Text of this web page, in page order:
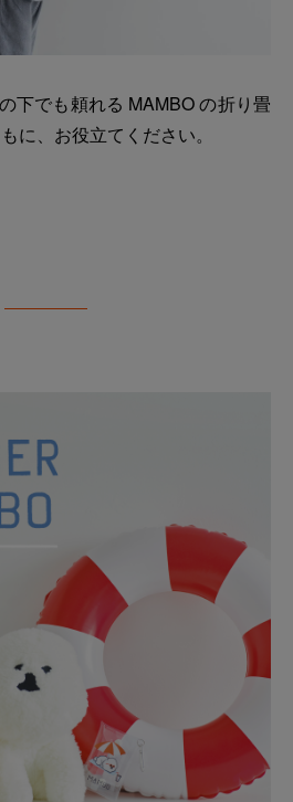
下でも頼れる MAMBO の折り畳
に、お役立てください。